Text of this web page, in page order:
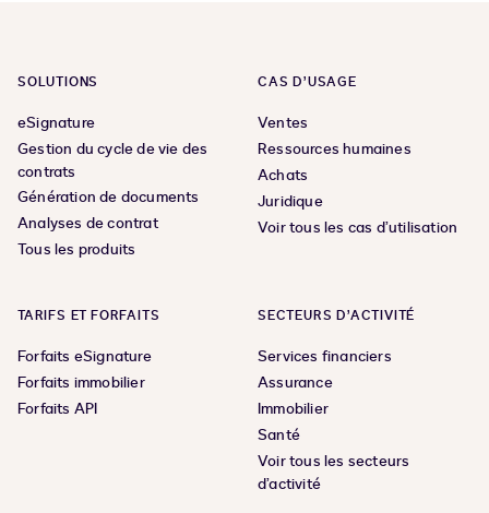
SOLUTIONS
eSignature
Gestion du cycle de vie des
contrats
Génération de documents
Analyses de contrat
Tous les produits
CAS D’USAGE
Ventes
Ressources humaines
Achats
Juridique
Voir tous les cas d’utilisation
TARIFS ET FORFAITS
Forfaits eSignature
Forfaits immobilier
Forfaits API
SECTEURS D’ACTIVITÉ
Services financiers
Assurance
Immobilier
Santé
Voir tous les secteurs
d’activité